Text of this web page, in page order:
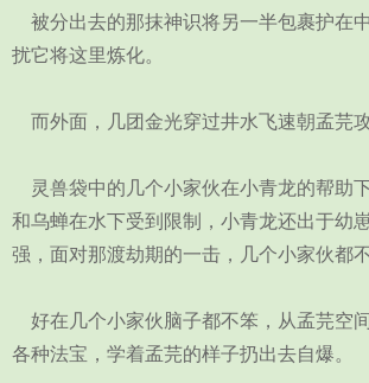
被分出去的那抹神识将另一半包裹护在
扰它将这里炼化。
而外面，几团金光穿过井水飞速朝孟芫攻
灵兽袋中的几个小家伙在小青龙的帮助
和乌蝉在水下受到限制，小青龙还出于幼
强，面对那渡劫期的一击，几个小家伙都
好在几个小家伙脑子都不笨，从孟芫空
各种法宝，学着孟芫的样子扔出去自爆。